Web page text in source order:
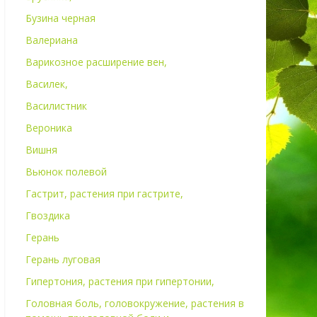
Бузина черная
Валериана
Варикозное расширение вен,
Василек,
Василистник
Вероника
Вишня
Вьюнок полевой
Гастрит, растения при гастрите,
Гвоздика
Герань
Герань луговая
Гипертония, растения при гипертонии,
Головная боль, головокружение, растения в